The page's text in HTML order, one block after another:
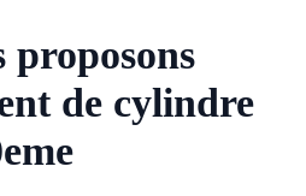
proposons
de cylindre